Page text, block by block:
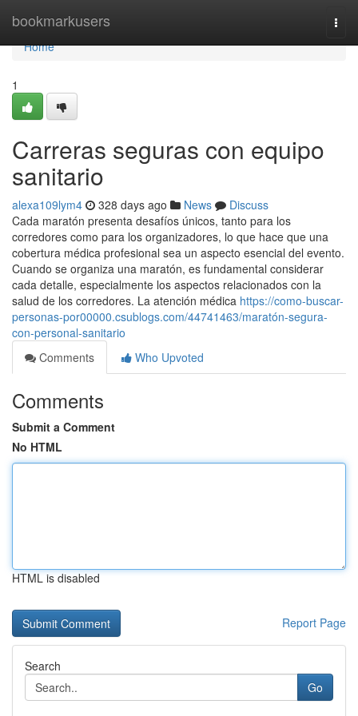
bookmarkusers
Home
Home
1
Carreras seguras con equipo
sanitario
alexa109lym4 328 days ago News
Discuss
Cada maratón presenta desafíos únicos, tanto para los
corredores como para los organizadores, lo que hace que una
cobertura médica profesional sea un aspecto esencial del evento.
Cuando se organiza una maratón, es fundamental considerar
cada detalle, especialmente los aspectos relacionados con la
salud de los corredores. La atención médica https://como-buscar-
personas-por00000.csublogs.com/44741463/maratón-segura-
con-personal-sanitario
Comments
Who Upvoted
Comments
Submit a Comment
No HTML
HTML is disabled
Report Page
Search
Go